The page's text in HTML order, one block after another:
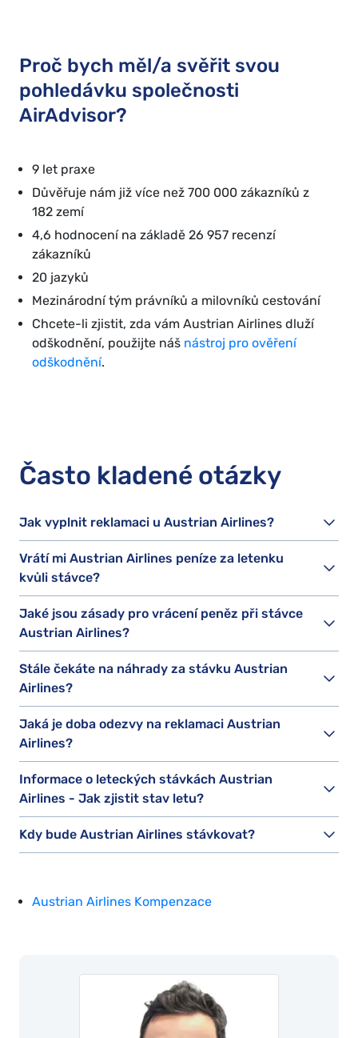
Proč bych měl/a svěřit svou
pohledávku společnosti
AirAdvisor?
9 let praxe
Důvěřuje nám již více než 700 000 zákazníků z
182 zemí
4,6 hodnocení na základě 26 957 recenzí
zákazníků
20 jazyků
Mezinárodní tým právníků a milovníků cestování
Chcete-li zjistit, zda vám Austrian Airlines dluží
odškodnění, použijte náš nástroj pro ověření
odškodnění.
Často kladené otázky
Jak vyplnit reklamaci u Austrian Airlines?
Vrátí mi Austrian Airlines peníze za letenku
kvůli stávce?
Jaké jsou zásady pro vrácení peněz při stávce
Austrian Airlines?
Stále čekáte na náhrady za stávku Austrian
Airlines?
Jaká je doba odezvy na reklamaci Austrian
Airlines?
Informace o leteckých stávkách Austrian
Airlines - Jak zjistit stav letu?
Kdy bude Austrian Airlines stávkovat?
Austrian Airlines Kompenzace